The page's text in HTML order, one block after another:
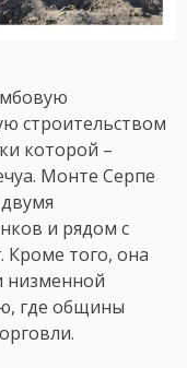
строительством
которой –
Монте Серпе
и рядом с
Кроме того, она
низменной
где общины